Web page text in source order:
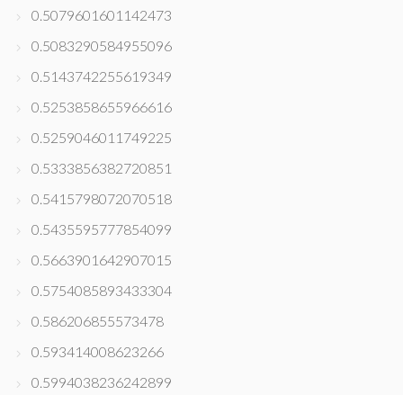
0.5079601601142473
0.5083290584955096
0.5143742255619349
0.5253858655966616
0.5259046011749225
0.5333856382720851
0.5415798072070518
0.5435595777854099
0.5663901642907015
0.5754085893433304
0.586206855573478
0.593414008623266
0.5994038236242899